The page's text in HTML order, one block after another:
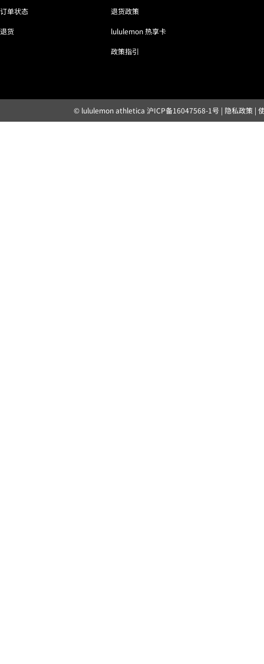
订单状态
退货
退货政策
lululemon 热享卡
政策指引
© lululemon athletica 沪ICP备16047568-1号 | 隐私政策|